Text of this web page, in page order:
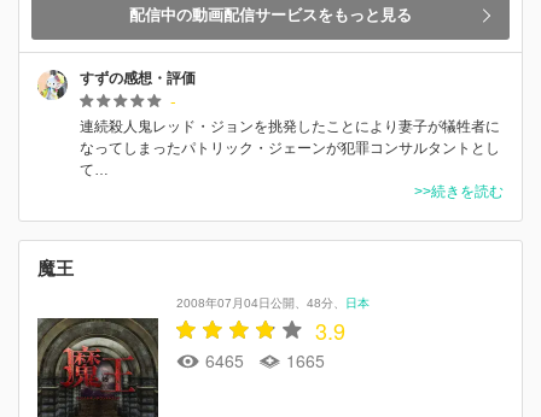
配信中の動画配信サービスをもっと見る
すずの感想・評価
-
連続殺人鬼レッド・ジョンを挑発したことにより妻子が犠牲者に
なってしまったパトリック・ジェーンが犯罪コンサルタントとし
て…
>>続きを読む
魔王
2008年07月04日公開 48分 日本
3.9
6465 1665